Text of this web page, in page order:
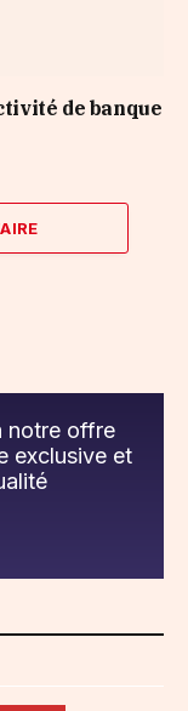
de banque
notre offre
exclusive et